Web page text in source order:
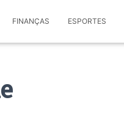
FINANÇAS ESPORTES